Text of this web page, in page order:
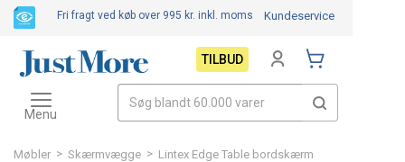
Møbler > Skærmvægge > Lintex Edge Table bordskærm
Fri fragt ved køb over 995 kr. inkl. moms Kundeservice
TILBUD
Toggle
navigation
Menu